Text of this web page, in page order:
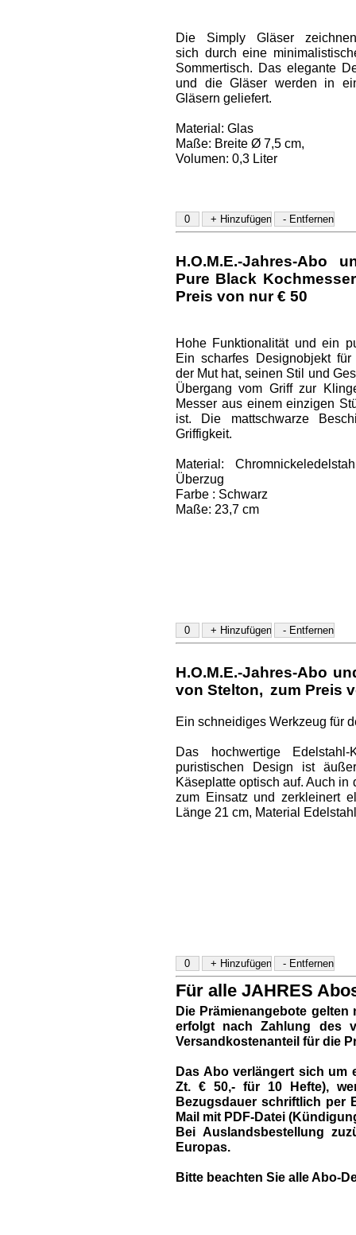
Die Simply Gläser zeichnen
sich durch eine
Sommertisch. Das elegante
und die Gläser werden in
Gläsern geliefert.
Material: Glas
Maße: Breite Ø 7,5 cm,
Volumen: 0,3 Liter
H.O.M.E.-Jahres-Abo
Pure Black
Preis von nur € 50
Hohe Funktionalität und ein
Ein scharfes Designobjekt
der Mut hat, seinen Stil und
Übergang vom Griff zur
Messer aus einem einzigen
ist. Die mattschwarze
Griffigkeit.
Material:
Überzug
Farbe : Schwarz
Maße: 23,7 cm
H.O.M.E.-Jahres-Abo
von Stelton, zum Preis
Ein schneidiges Werkzeug für
Das hochwertige
puristischen Design ist
Käseplatte optisch auf. Auch in
zum Einsatz und zerkleinert
Länge 21 cm, Material
Für alle JAHRES
Die Prämienangebote
erfolgt nach Zahlung des
Versandkostenanteil für die
Das Abo verlängert sich um
Zt. € 50,- für 10 Hefte),
Bezugsdauer schriftlich per
Mail mit PDF-Datei
Bei Auslandsbestellung
Europas.
Bitte beachten Sie alle Abo-